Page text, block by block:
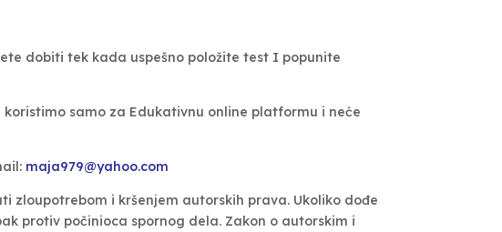
dobiti tek kada uspešno položite test I popunite
samo za Edukativnu online platformu i neće
maja979@yahoo.com
zloupotrebom i kršenjem autorskih prava. Ukoliko dođe
protiv počinioca spornog dela. Zakon o autorskim i